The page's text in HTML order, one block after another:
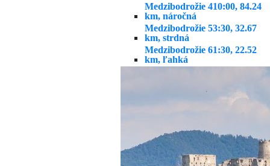
Medzibodrožie 410:00, 84.24
km, náročná
Medzibodrožie 53:30, 32.67
km, strdná
Medzibodrožie 61:30, 22.52
km, ľahká